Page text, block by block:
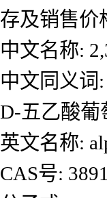
存及销售价
中文名称:
中文同义词
D-五乙酸
英文名称:
CAS号: